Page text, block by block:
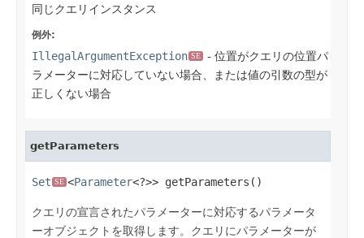
同じクエリインスタンス
例外:
IllegalArgumentException SE
- 位置がクエリの位置パ
ラメーターに対応していない場合、または値の引数の型が
正しくない場合
getParameters
Set SE <Parameter<?>> getParameters()
クエリの宣言されたパラメーターに対応するパラメータ
ーオブジェクトを取得します。クエリにパラメーターが